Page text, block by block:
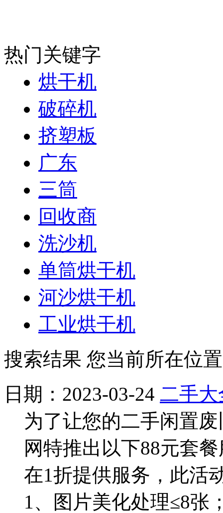
热门关键字
烘干机
破碎机
挤塑板
广东
三筒
回收商
洗沙机
单筒烘干机
河沙烘干机
工业烘干机
搜索结果 您当前所在位
日期：2023-03-24 二手大
为了让您的二手闲置
网特推出以下88元套
在1折提供服务，此活
1、图片美化处理≤8张